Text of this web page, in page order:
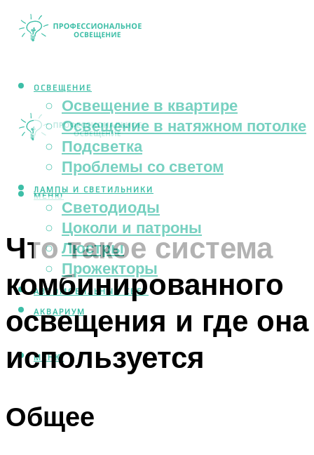
ОСВЕЩЕНИЕ
Освещение в квартире
Освещение в натяжном потолке
Подсветка
Проблемы со светом
ЛАМПЫ И СВЕТИЛЬНИКИ
Светодиоды
Цоколи и патроны
Люстры
Прожекторы
АВТОМОБИЛЬНЫЙ СВЕТ
АКВАРИУМ
МЕНЮ
МЕНЮ
Что такое система
комбинированного
освещения и где она
используется
Общее